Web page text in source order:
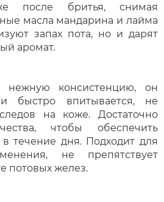
после бритья, снимая
масла мандарина и лайма
запах пота, но и дарят
аромат.
нежную консистенцию, он
быстро впитывается, не
на коже. Достаточно
чтобы обеспечить
в течение дня. Подходит для
не препятствует
потовых желез.